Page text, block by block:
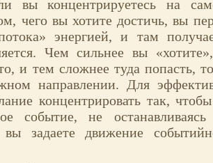
вы концентрируетесь на
чего вы хотите достичь, вы
энергией, и там
Чем сильнее вы
и тем сложнее туда попасть,
направлении. Для
концентрировать так,
событие, не
вы задаете движение